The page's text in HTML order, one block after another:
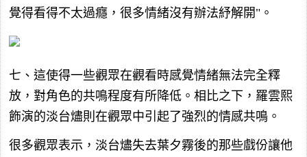
覺得看得不太過癮，很多情緒沒有辦法紓解開"。
七、這使得一些觀眾在觀看時感覺情緒無法完全釋
放，對角色的共鳴程度有所降低。相比之下，羅雲熙
飾演的淡台燼則在觀眾中引起了強烈的情感共鳴。
很多觀眾表示，淡台燼失去葉夕霧後的那些戲份讓他